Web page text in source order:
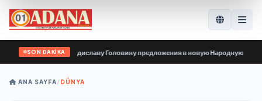
SON DAKİKA
передали Владиславу Головину предложения в новую Народную
ANA SAYFA/DÜNYA